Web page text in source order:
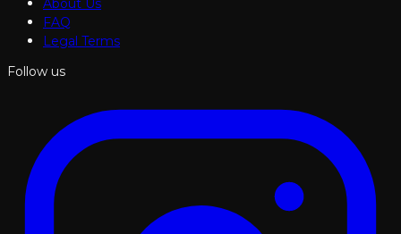
About Us
FAQ
Legal Terms
Follow us